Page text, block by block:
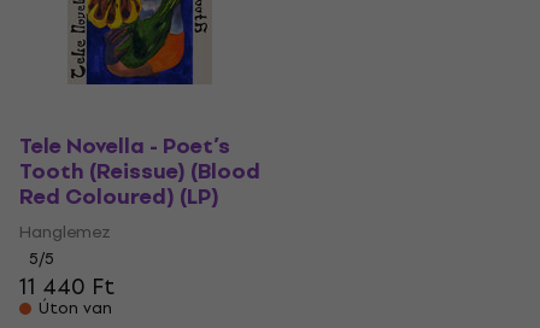
Tele Novella - Poet’s
Tooth (Reissue) (Blood
Red Coloured) (LP)
Hanglemez
5/5
11 440 Ft
Úton van